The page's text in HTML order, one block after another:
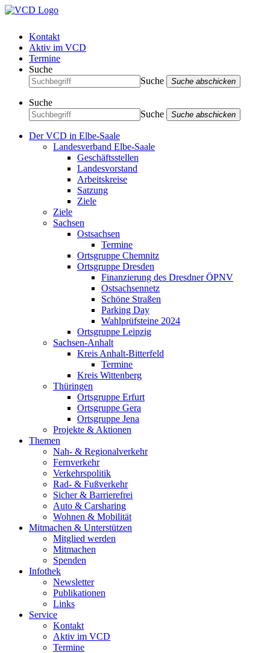
Kontakt
Aktiv im VCD
Termine
Suche
Suche
Suche abschicken
Suche
Suche
Suche abschicken
Der VCD in Elbe-Saale
Landesverband Elbe-Saale
Geschäftsstellen
Landesvorstand
Arbeitskreise
Satzung
Ziele
Ziele
Sachsen
Ostsachsen
Termine
Ortsgruppe Chemnitz
Ortsgruppe Dresden
Finanzierung des Dresdner ÖPNV
Ostsachsennetz
Schöne Straßen
Parking Day
Wahlprüfsteine 2024
Ortsgruppe Leipzig
Sachsen-Anhalt
Kreis Anhalt-Bitterfeld
Termine
Kreis Wittenberg
Thüringen
Ortsgruppe Erfurt
Ortsgruppe Gera
Ortsgruppe Jena
Projekte & Aktionen
Themen
Nah- & Regionalverkehr
Fernverkehr
Verkehrspolitik
Rad- & Fußverkehr
Sicher & Barrierefrei
Auto & Carsharing
Wohnen & Mobilität
Mitmachen & Unterstützen
Mitglied werden
Mitmachen
Spenden
Infothek
Newsletter
Publikationen
Links
Service
Kontakt
Aktiv im VCD
Termine